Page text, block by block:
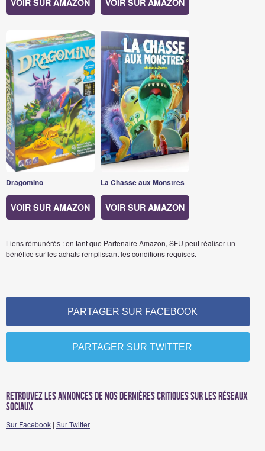
VOIR SUR AMAZON VOIR SUR AMAZON
Dragomino
VOIR SUR AMAZON
La Chasse aux Monstres
VOIR SUR AMAZON
Liens rémunérés : en tant que Partenaire Amazon, SFU peut réaliser un
bénéfice sur les achats remplissant les conditions requises.
PARTAGER SUR FACEBOOK
PARTAGER SUR TWITTER
Retrouvez les annonces de nos dernières critiques sur les réseaux
sociaux
Sur Facebook | Sur Twitter